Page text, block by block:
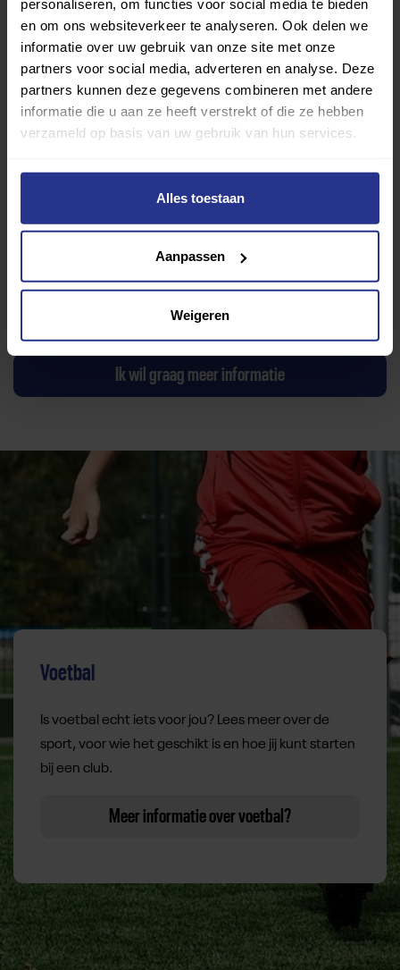
personaliseren, om functies voor social media te bieden
en om ons websiteverkeer te analyseren. Ook delen we
informatie over uw gebruik van onze site met onze
partners voor social media, adverteren en analyse. Deze
partners kunnen deze gegevens combineren met andere
informatie die u aan ze heeft verstrekt of die ze hebben
verzameld op basis van uw gebruik van hun services.
Alles toestaan
Aanpassen
Weigeren
Toevoegen als favoriet Delen
Wijziging voorstellen voor deze club? Klik hier
Ik wil graag een proefles
Ik wil graag meer informatie
Voetbal
Is voetbal echt iets voor jou? Lees meer over de
sport, voor wie het geschikt is en hoe jij kunt starten
bij een club.
Meer informatie over voetbal?